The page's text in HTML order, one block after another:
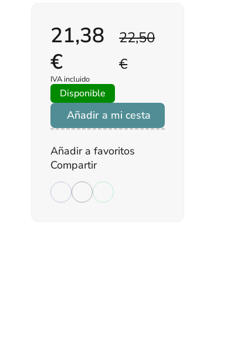
22,50
€
21,38
€
IVA incluido
Disponible
Añadir a mi cesta
Añadir a favoritos
Compartir